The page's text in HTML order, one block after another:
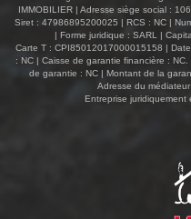
IMMOBILIER | Adresse siège social :
Siret : 47986895200025 | RCS : NC |
| Forme juridique : SARL |
Carte T : CPI85012017000015158 |
: NC | Caisse de garantie financière :
de garantie : NC | Montant de la
Adresse du
Entreprise